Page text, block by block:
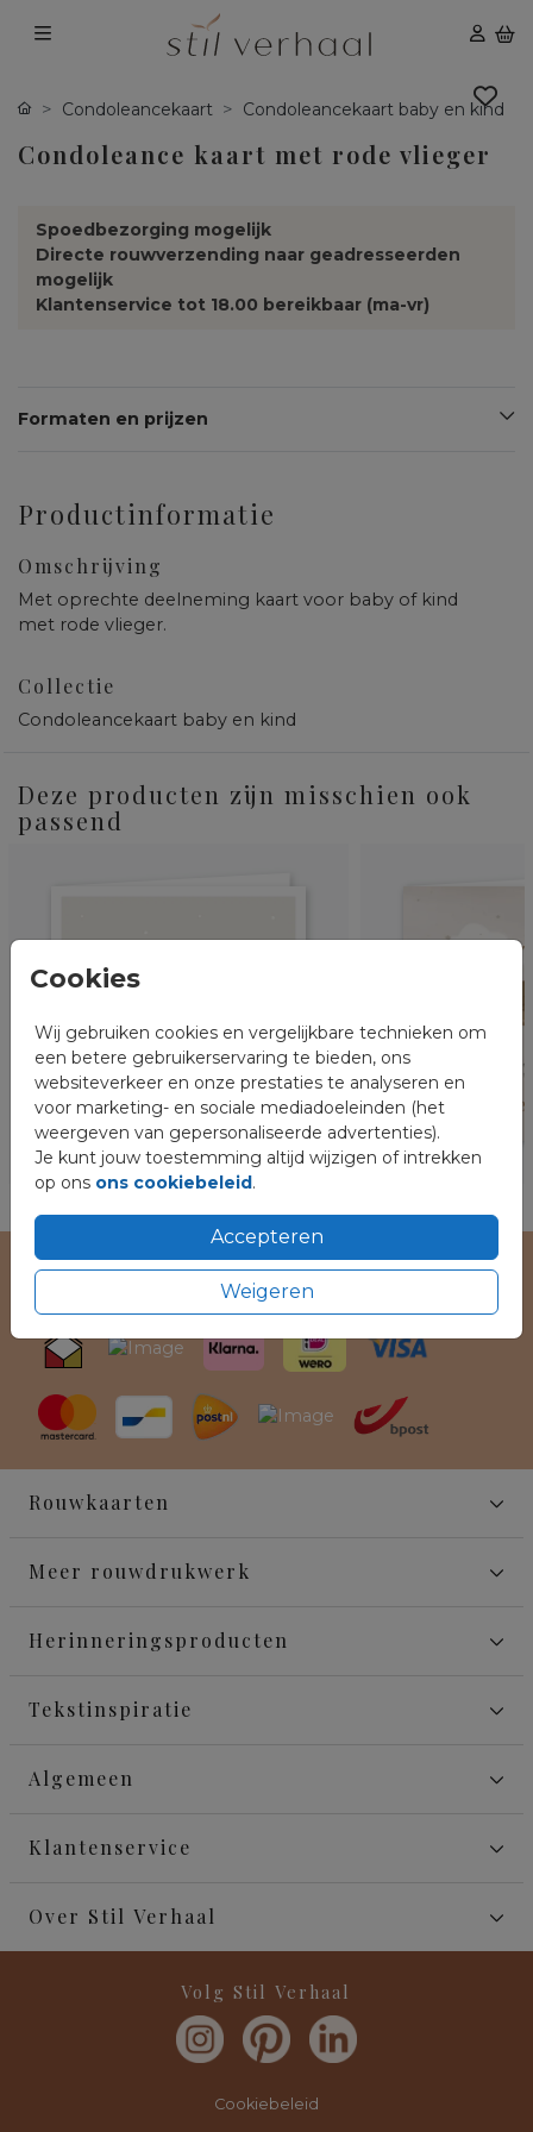
Cookies
Wij gebruiken cookies en vergelijkbare technieken om
een betere gebruikerservaring te bieden, ons
websiteverkeer en onze prestaties te analyseren en
voor marketing- en sociale mediadoeleinden (het
weergeven van gepersonaliseerde advertenties).
Je kunt jouw toestemming altijd wijzigen of intrekken
op ons ons cookiebeleid.
Accepteren
Weigeren
Condoleancekaart Condoleancekaart baby en kind
Condoleance kaart met rode vlieger
Spoedbezorging mogelijk
Directe rouwverzending naar geadresseerden
mogelijk
Klantenservice tot 18.00 bereikbaar (ma-vr)
Formaten en prijzen
Productinformatie
Omschrijving
Met oprechte deelneming kaart voor baby of kind
met rode vlieger.
Collectie
Condoleancekaart baby en kind
Deze producten zijn misschien ook
passend
Veilig winkelen en betalen
Rouwkaarten
Meer rouwdrukwerk
Herinneringsproducten
Tekstinspiratie
Algemeen
Klantenservice
Over Stil Verhaal
Volg Stil Verhaal
Cookiebeleid